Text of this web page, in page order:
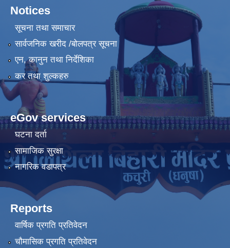
Notices
सूचना तथा समाचार
सार्वजनिक खरीद /बोलपत्र सूचना
एन, कानुन तथा निर्देशिका
कर तथा शुल्कहरु
eGov services
घटना दर्ता
सामाजिक सुरक्षा
नागरिक वडापत्र
Reports
वार्षिक प्रगति प्रतिवेदन
चौमासिक प्रगति प्रतिवेदन